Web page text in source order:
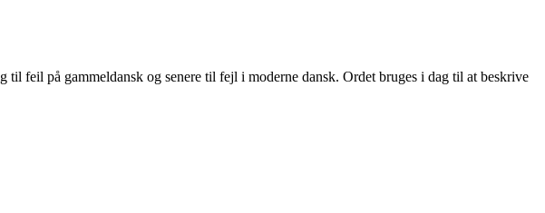
feil på gammeldansk og senere til fejl i moderne dansk. Ordet bruges i dag til at beskrive